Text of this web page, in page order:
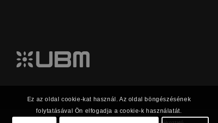
Ez az oldal cookie-kat használ. Az oldal böngészésének
folytatásával Ön elfogadja a cookie-k használatát.